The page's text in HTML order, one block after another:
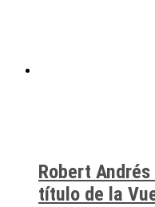
Robert
título de la